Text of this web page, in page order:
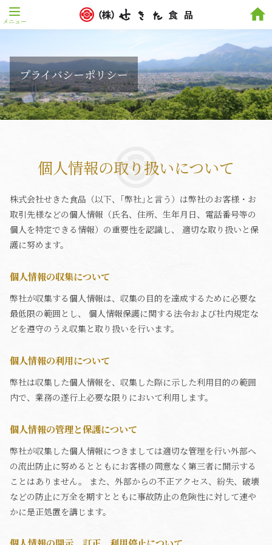
home
プライバシーポリシー
個人情報の取り扱いについて
株式会社せきた食品（以下、｢弊社｣と言う）は弊社のお客様・お
取引先様などの個人情報（氏名、住所、生年月日、電話番号等の
個人を特定できる情報）の重要性を認識し、 適切な取り扱いと保
護に努めます。
個人情報の収集について
弊社が収集する個人情報は、収集の目的を達成するために必要な
最低限の範囲とし、 個人情報保護に関する法令および社内規定な
どを遵守のうえ収集と取り扱いを行います。
個人情報の利用について
弊社は収集した個人情報を、収集した際に示した利用目的の範囲
内で、業務の遂行上必要な限りにおいて利用します。
個人情報の管理と保護について
弊社が収集した個人情報につきましては適切な管理を行い外部へ
の流出防止に努めるとともにお客様の同意なく第三者に開示する
ことはありません。 また、外部からの不正アクセス、紛失、破壊
などの防止に万全を期すとともに事故防止の危険性に対して速や
かに是正処置を講じます。